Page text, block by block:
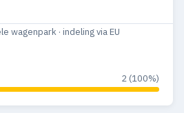
wagenpark · indeling via EU
2 (100%)